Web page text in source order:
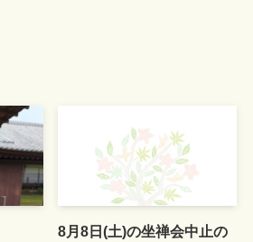
8月8日(土)の坐禅会中止の